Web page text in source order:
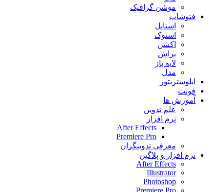
موشن گرافیک
فتوشاپ
استایل
استوک
اکشن
براش
لایه باز
مدل
ایلوستریتور
فونت
آموزش ها
علم تدوین
نرم افزار
After Effects
Premiere Pro
معرفی تدوینگران
نرم افزار و پلاگین
After Effects
Illustrator
Photoshop
Premiere Pro